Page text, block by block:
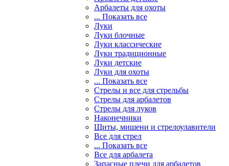
Арбалеты для охоты
... Показать все
Луки
Луки блочные
Луки классические
Луки традиционные
Луки детские
Луки для охоты
... Показать все
Стрелы и все для стрельбы
Стрелы для арбалетов
Стрелы для луков
Наконечники
Щиты, мишени и стрелоулавители
Все для стрел
... Показать все
Все для арбалета
Запасные плечи для арбалетов